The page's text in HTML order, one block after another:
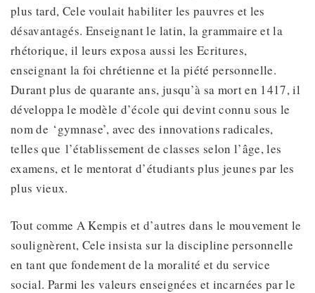
plus tard, Cele voulait habiliter les pauvres et les
désavantagés. Enseignant le latin, la grammaire et la
rhétorique, il leurs exposa aussi les Ecritures,
enseignant la foi chrétienne et la piété personnelle.
Durant plus de quarante ans, jusqu’à sa mort en 1417, il
développa le modèle d’école qui devint connu sous le
nom de ‘gymnase’, avec des innovations radicales,
telles que l’établissement de classes selon l’âge, les
examens, et le mentorat d’étudiants plus jeunes par les
plus vieux.
Tout comme A Kempis et d’autres dans le mouvement le
soulignèrent, Cele insista sur la discipline personnelle
en tant que fondement de la moralité et du service
social. Parmi les valeurs enseignées et incarnées par le